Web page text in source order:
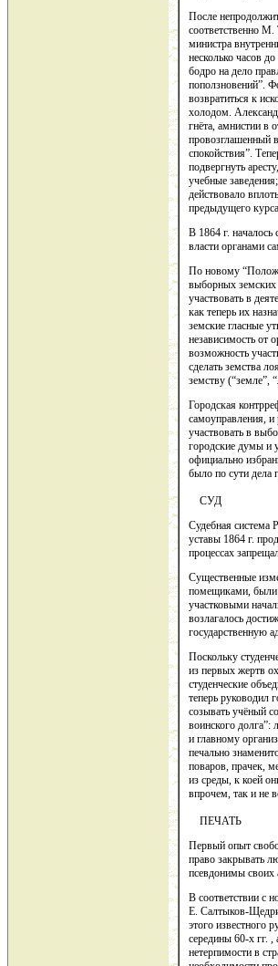
После
соответственно
министра
несколько часов
бодро на дело
поползновений”.
возвратиться к
холодом.
гнёта, амнистии в
провозглашенный
спокойствия”.
подвергнуть
учебные
действовало
предыдущего
В 1864 г. началось
власти органами
По новому
выборных земских
участвовать в
как теперь их
земские гласные
независимость от
возможность
сделать земства
земству
Городская
самоуправления,
участвовать в
городские думы и
официально
было по сути дела
СУД
Судебная система
уставы 1864 г.
процессах
Существенные
помещиками, были
участковыми
возлагалось
Поскольку
из первых жертв
студенческие
теперь руководил
созывать учёный
воинского
и главному
печально
поваров, прачек,
из среды, к коей
впрочем, так и не
ПЕЧАТЬ
Первый опыт
право закрывать
псевдонимы своих
В соответствии с
Е. Салтыков-
этого известного
середины 60-х гг. ,
нетерпимости в